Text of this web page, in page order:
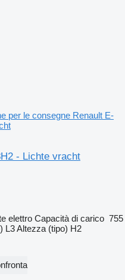
per le consegne Renault E-
- Lichte vracht
elettro Capacità di carico 755
L3Altezza (tipo) H2